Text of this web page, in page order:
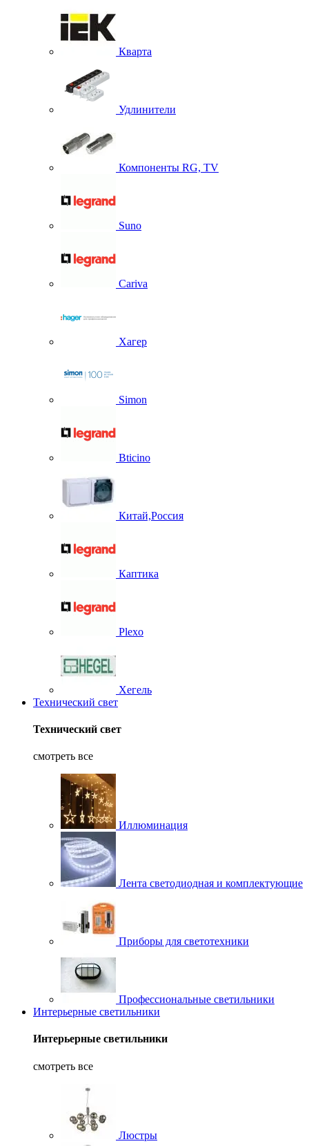
Кварта
Удлинители
Компоненты RG, TV
Suno
Cariva
Хагер
Simon
Bticino
Китай,Россия
Каптика
Plexo
Хегель
Технический свет
Технический свет
смотреть все
Иллюминация
Лента светодиодная и комплектующие
Приборы для светотехники
Профессиональные светильники
Интерьерные светильники
Интерьерные светильники
смотреть все
Люстры